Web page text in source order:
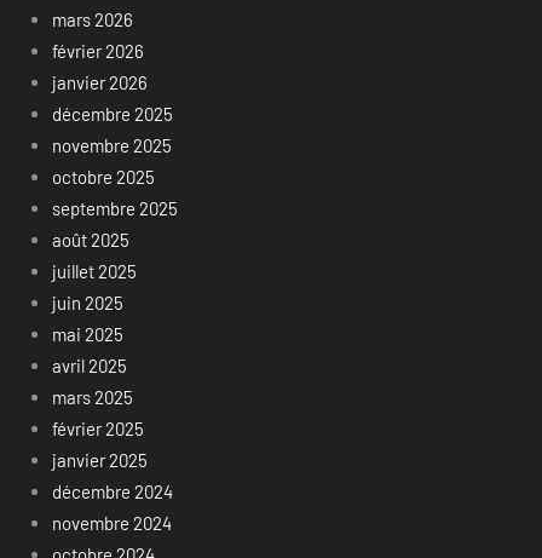
mars 2026
février 2026
janvier 2026
décembre 2025
novembre 2025
octobre 2025
septembre 2025
août 2025
juillet 2025
juin 2025
mai 2025
avril 2025
mars 2025
février 2025
janvier 2025
décembre 2024
novembre 2024